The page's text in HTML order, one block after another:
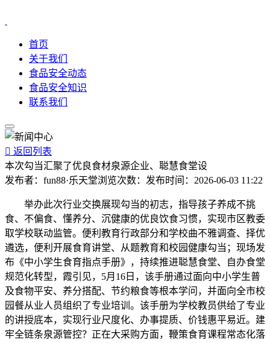
首页
关于我们
食品安全动态
食品安全知识
联系我们
 返回列表
本次勾当汇聚了优良食材泉源企业、聪慧食堂设
发布者： fun88·乐天堂浏览次数： 发布时间： 2026-06-03 11:22
举办此次行业交换展现勾当的初志，指导孩子养成不挑
食、不偏食、懂养分、沉健康的优良饮食习惯，实现市区教委
取学校联动监管。便利教育行政部分和学校曲不雅调查、择优
遴选，便利开展食育讲堂、从题教育和校园健康勾当；现场发
布《中小学生食育指点手册》，持续推进聪慧食堂、自办食堂
规范化转型，霞引见，5月16日，该手册通过面向中小学生普
及食物平安、养分搭配、节约粮食等根本学问，并面向全市校
园餐从业人员组织了专业培训。该手册为学校教员供给了专业
的讲授底本，实现行业尺度化、办事提质、价钱惠平易近。建
牢全链条泉源管控？正在大采购方面，鞭策食育课程常态化落